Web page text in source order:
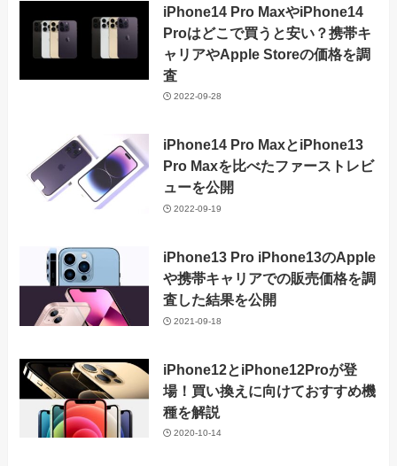
iPhone14 Pro MaxやiPhone14
Proはどこで買うと安い？携帯キ
ャリアやApple Storeの価格を調
査
2022-09-28
iPhone14 Pro MaxとiPhone13
Pro Maxを比べたファーストレビ
ューを公開
2022-09-19
iPhone13 Pro iPhone13のApple
や携帯キャリアでの販売価格を調
査した結果を公開
2021-09-18
iPhone12とiPhone12Proが登
場！買い換えに向けておすすめ機
種を解説
2020-10-14